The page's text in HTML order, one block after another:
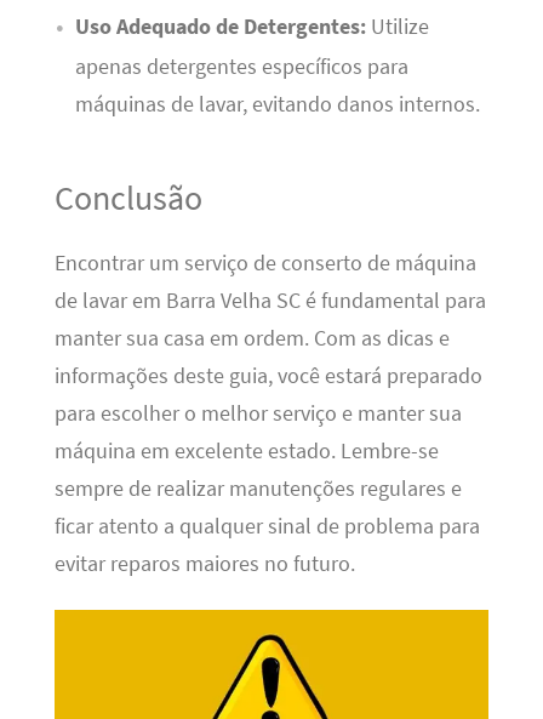
Uso Adequado de Detergentes:Utilize
apenas detergentes específicos para
máquinas de lavar, evitando danos internos.
Conclusão
Encontrar um serviço de conserto de máquina
de lavar em Barra Velha SC é fundamental para
manter sua casa em ordem. Com as dicas e
informações deste guia, você estará preparado
para escolher o melhor serviço e manter sua
máquina em excelente estado. Lembre-se
sempre de realizar manutenções regulares e
ficar atento a qualquer sinal de problema para
evitar reparos maiores no futuro.